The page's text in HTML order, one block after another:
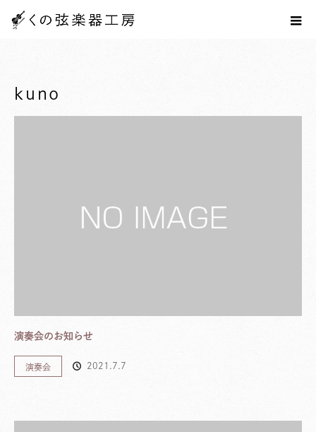
kuno
kuno
演奏会のお知らせ
演奏会 2021.7.7